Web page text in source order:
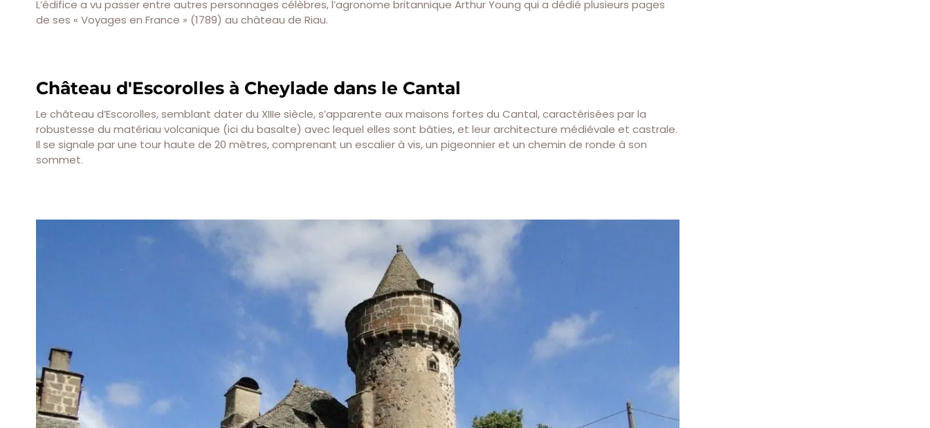
L’édifice a vu passer entre autres personnages célèbres, l’agronome britannique Arthur Young qui a dédié plusieurs pages
de ses « Voyages en France » (1789) au château de Riau.
Château d'Escorolles à Cheylade dans le Cantal
Le château d’Escorolles, semblant dater du XIIIe siècle, s’apparente aux maisons fortes du Cantal, caractérisées par la
robustesse du matériau volcanique (ici du basalte) avec lequel elles sont bâties, et leur architecture médiévale et castrale.
Il se signale par une tour haute de 20 mètres, comprenant un escalier à vis, un pigeonnier et un chemin de ronde à son
sommet.